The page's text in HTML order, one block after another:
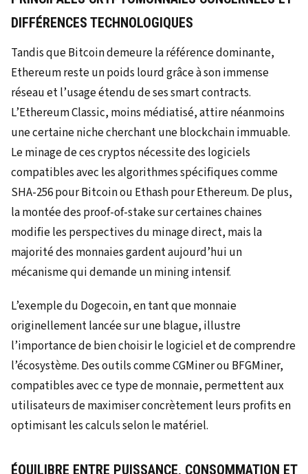
DIFFÉRENCES TECHNOLOGIQUES
Tandis que Bitcoin demeure la référence dominante,
Ethereum reste un poids lourd grâce à son immense
réseau et l’usage étendu de ses smart contracts.
L’Ethereum Classic, moins médiatisé, attire néanmoins
une certaine niche cherchant une blockchain immuable.
Le minage de ces cryptos nécessite des logiciels
compatibles avec les algorithmes spécifiques comme
SHA-256 pour Bitcoin ou Ethash pour Ethereum. De plus,
la montée des proof-of-stake sur certaines chaines
modifie les perspectives du minage direct, mais la
majorité des monnaies gardent aujourd’hui un
mécanisme qui demande un mining intensif.
L’exemple du Dogecoin, en tant que monnaie
originellement lancée sur une blague, illustre
l’importance de bien choisir le logiciel et de comprendre
l’écosystème. Des outils comme CGMiner ou BFGMiner,
compatibles avec ce type de monnaie, permettent aux
utilisateurs de maximiser concrètement leurs profits en
optimisant les calculs selon le matériel.
ÉQUILIBRE ENTRE PUISSANCE, CONSOMMATION ET